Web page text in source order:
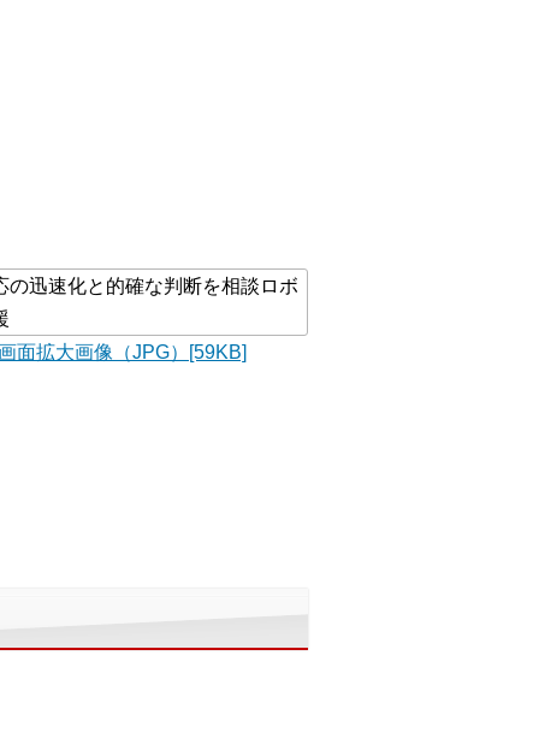
面拡大画像（JPG）[59KB]